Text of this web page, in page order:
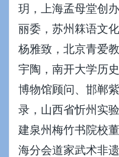
玥，上海孟母堂创
丽委，苏州箖语文
杨雅致，北京青爱
宇陶，南开大学历
博物馆顾问、邯郸
录，山西省忻州实
建泉州梅竹书院校
海分会道家武术非